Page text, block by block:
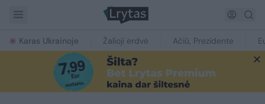
Karas Ukrainoje Žalioji erdvė Ačiū, Prezidente